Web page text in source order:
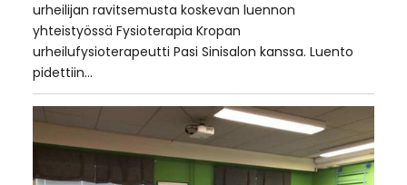
urheilijan ravitsemusta koskevan luennon
yhteistyössä Fysioterapia Kropan
urheilufysioterapeutti Pasi Sinisalon kanssa. Luento
pidettiin…